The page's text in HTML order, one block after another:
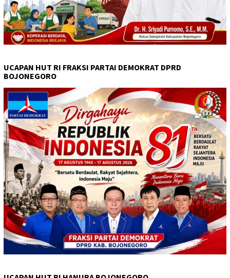
UCAPAN HUT RI FRAKSI PARTAI DEMOKRAT DPRD
BOJONEGORO